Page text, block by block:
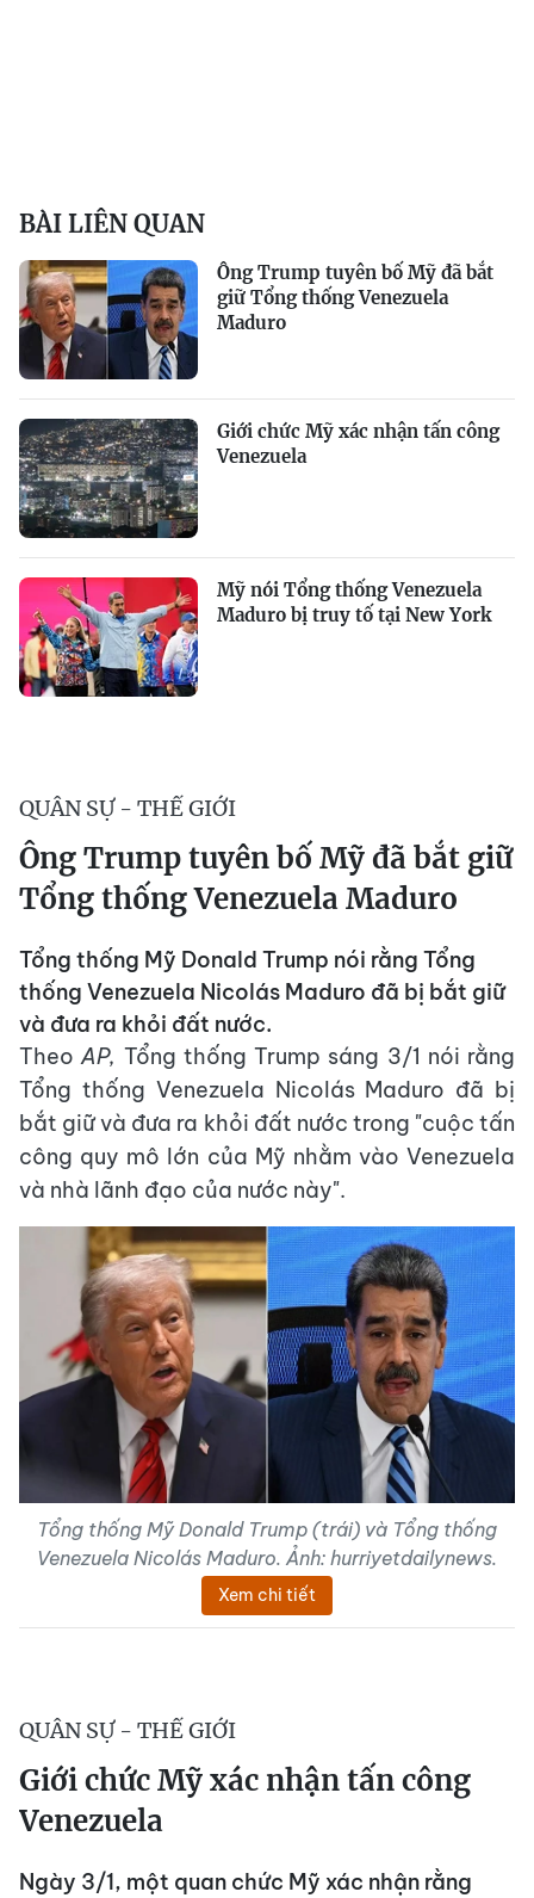
BÀI LIÊN QUAN
Ông Trump tuyên bố Mỹ đã bắt
giữ Tổng thống Venezuela
Maduro
Giới chức Mỹ xác nhận tấn công
Venezuela
Mỹ nói Tổng thống Venezuela
Maduro bị truy tố tại New York
QUÂN SỰ - THẾ GIỚI
Ông Trump tuyên bố Mỹ đã bắt giữ
Tổng thống Venezuela Maduro
Tổng thống Mỹ Donald Trump nói rằng Tổng
thống Venezuela Nicolás Maduro đã bị bắt giữ
và đưa ra khỏi đất nước.
Theo AP, Tổng thống Trump sáng 3/1 nói rằng
Tổng thống Venezuela Nicolás Maduro đã bị
bắt giữ và đưa ra khỏi đất nước trong "cuộc tấn
công quy mô lớn của Mỹ nhằm vào Venezuela
và nhà lãnh đạo của nước này".
Tổng thống Mỹ Donald Trump (trái) và Tổng thống
Venezuela Nicolás Maduro. Ảnh: hurriyetdailynews.
Xem chi tiết
QUÂN SỰ - THẾ GIỚI
Giới chức Mỹ xác nhận tấn công
Venezuela
Ngày 3/1, một quan chức Mỹ xác nhận rằng